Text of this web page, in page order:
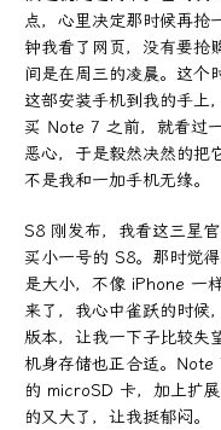
点，心里决定那时候再抢
钟我看了网页，没有要抢
间是在周三的凌晨。这个
这部安装手机到我的手上
买 Note 7 之前，就看过
恶心，于是毅然决然的把
不是我和一加手机无缘。
S8 刚发布，我看这三星
买小一号的 S8。那时觉
是大小，不像 iPhone 一
来了，我心中雀跃的时候
版本，让我一下子比较失
机身存储也正合适。
的 microSD 卡，加上扩
的又大了，让我挺郁闷。